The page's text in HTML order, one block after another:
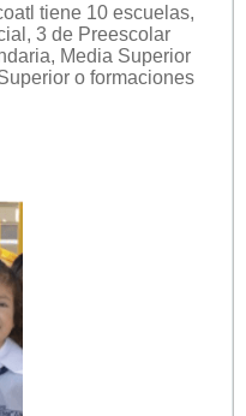
tiene 10 escuelas,
3 de Preescolar
Media Superior
o formaciones